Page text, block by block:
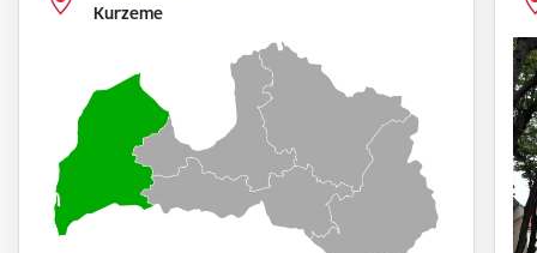
Kurzeme